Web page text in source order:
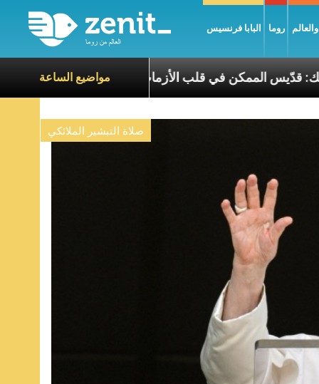
البابا فرنسيس روما
مواضيع الساعة
البطريرك الحويك: قدّيس الممكن في قلب الأزمات
صلاة التبشير الملائكي